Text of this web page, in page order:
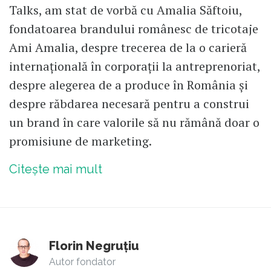
Talks, am stat de vorbă cu Amalia Săftoiu,
fondatoarea brandului românesc de tricotaje
Ami Amalia, despre trecerea de la o carieră
internațională în corporații la antreprenoriat,
despre alegerea de a produce în România și
despre răbdarea necesară pentru a construi
un brand în care valorile să nu rămână doar o
promisiune de marketing.
Citește mai mult
Florin Negruțiu
Autor fondator